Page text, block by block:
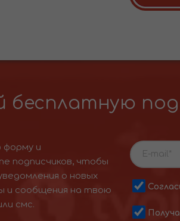
бесплатную
форму и
подписчиков, чтобы
о новых
и сообщения на твою
смс.